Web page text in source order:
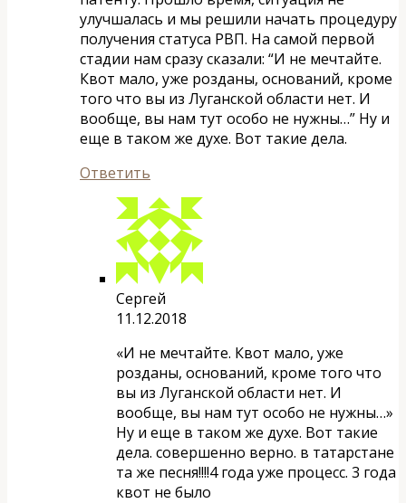
улучшалась и мы решили начать процедуру
получения статуса РВП. На самой первой
стадии нам сразу сказали: “И не мечтайте.
Квот мало, уже розданы, оснований, кроме
того что вы из Луганской области нет. И
вообще, вы нам тут особо не нужны…” Ну и
еще в таком же духе. Вот такие дела.
Ответить
Сергей
11.12.2018
«И не мечтайте. Квот мало, уже
розданы, оснований, кроме того что
вы из Луганской области нет. И
вообще, вы нам тут особо не нужны…»
Ну и еще в таком же духе. Вот такие
дела. совершенно верно. в татарстане
та же песня!!!!4 года уже процесс. 3 года
квот не было